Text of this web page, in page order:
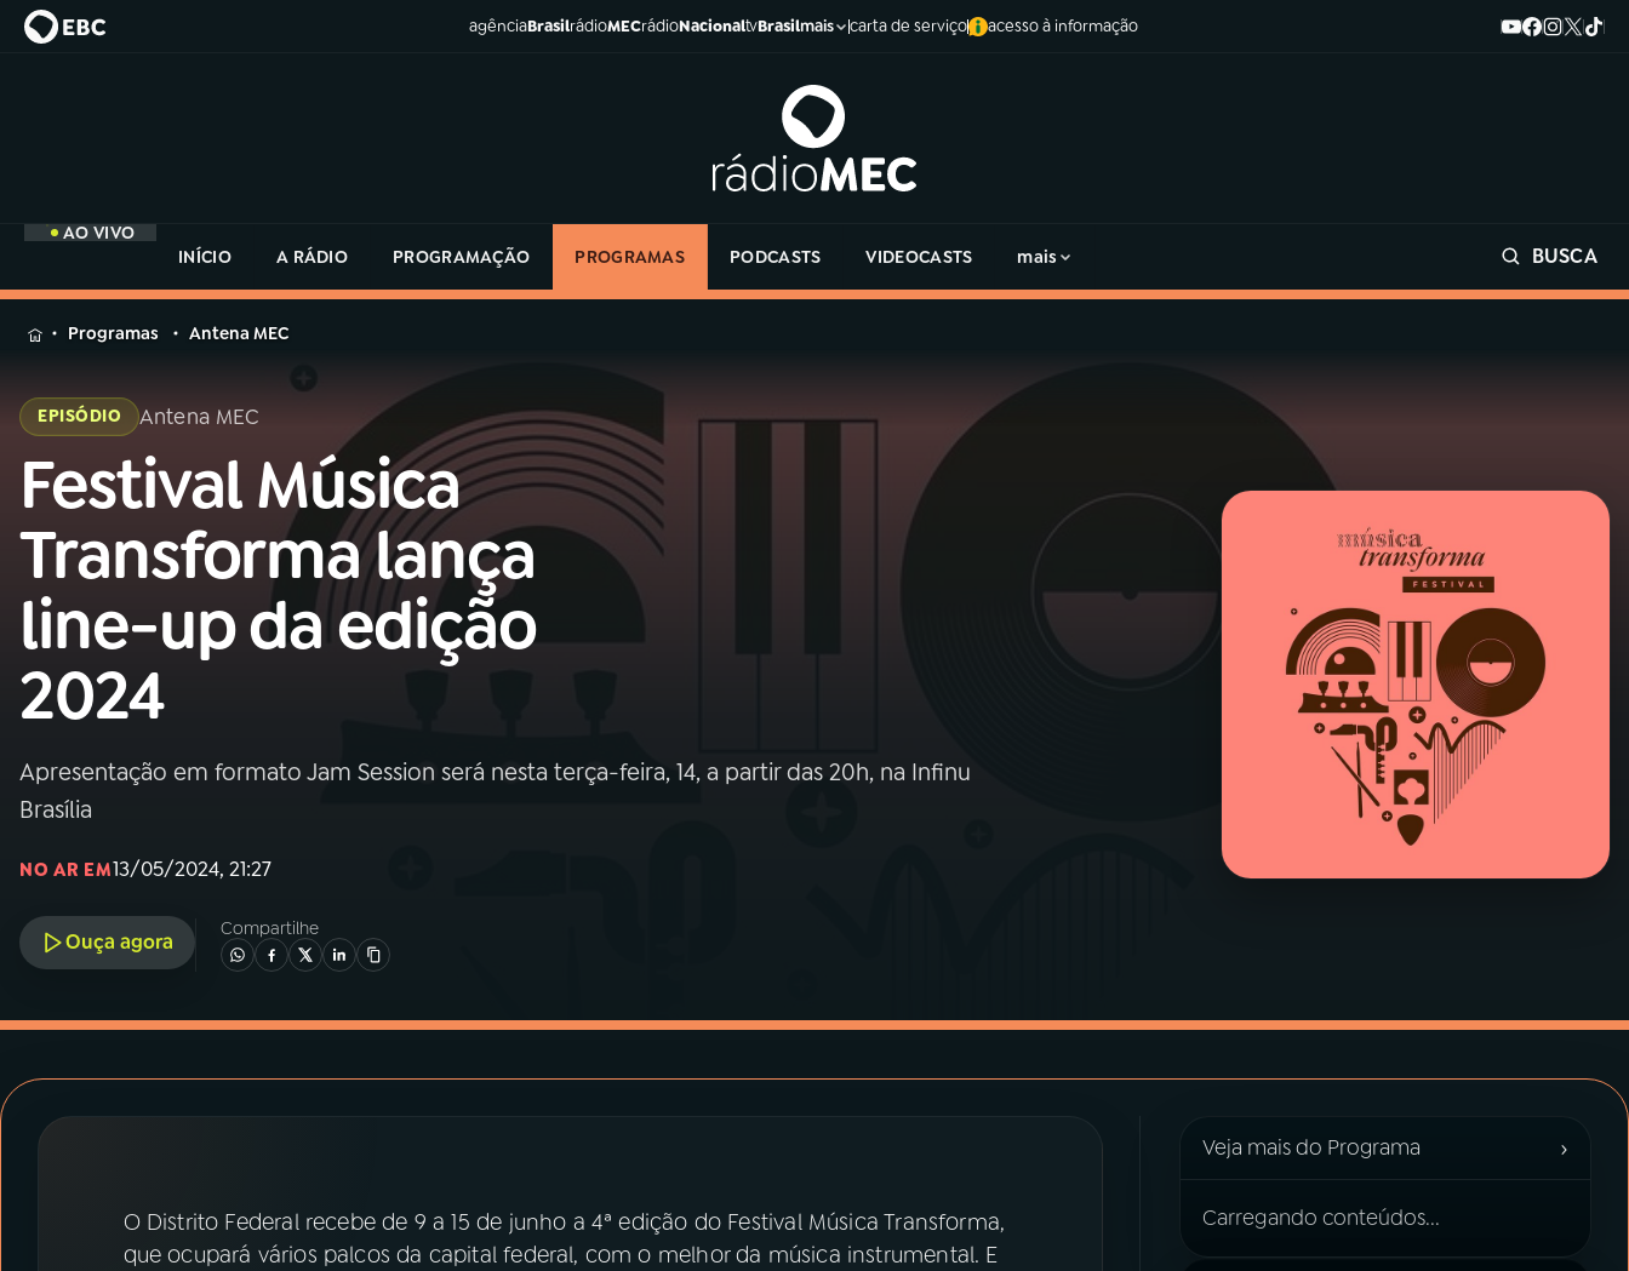
agênciaBrasilrádioMECrádioNacionaltvBrasilmais carta de serviço acesso à informação
AO VIVO
INÍCIO
A RÁDIO PROGRAMAÇÃO PROGRAMAS PODCASTS VIDEOCASTS mais BUSCA
MENU
Buscar
na
Rádio
MEC
Buscar
AO VIVO
01 INÍCIO
02 A RÁDIO
03PROGRAMAÇÃO
ACOMPANHE A RÁDIO MEC
na
Rádio
Programas Antena MEC
EPISÓDIO Antena MEC
Festival Música
Transforma lança
line-up da edição
2024
Apresentação em formato Jam Session será nesta terça-feira, 14, a partir das 20h, na Infinu
Brasília
NO AR EM13/05/2024, 21:27
Ouça agora
Compartilhe
O Distrito Federal recebe de 9 a 15 de junho a 4ª edição do Festival Música Transforma,
que ocupará vários palcos da capital federal, com o melhor da música instrumental. E
Veja mais do Programa ›
Carregando conteúdos...